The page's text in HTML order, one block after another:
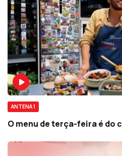
ANTENA 1
O menu de terça-feira é do